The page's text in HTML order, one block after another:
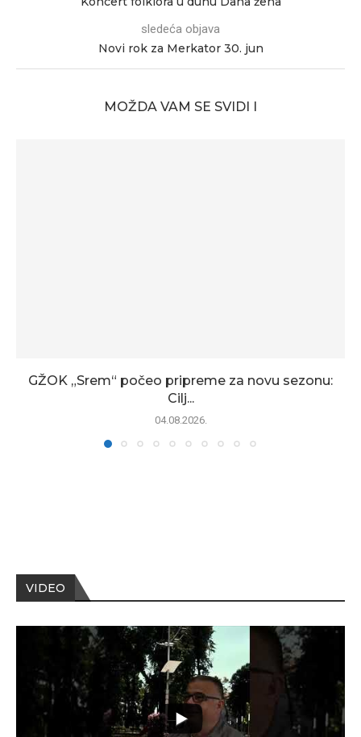
sledeća objava
Novi rok za Merkator 30. jun
MOŽDA VAM SE SVIDI I
GŽOK „Srem“ počeo pripreme za novu sezonu:
Cilj...
04.08.2026.
VIDEO